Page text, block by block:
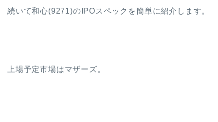
続いて和心(9271)のIPOスペックを簡単に紹介します。
上場予定市場はマザーズ。